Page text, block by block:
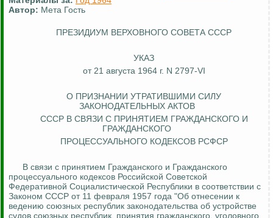
Автор: Мета Гость
ПРЕЗИДИУМ ВЕРХОВНОГО СОВЕТА СССР
УКАЗ
от 21 августа 1964 г. N 2797-VI
О ПРИЗНАНИИ УТРАТИВШИМИ СИЛУ
ЗАКОНОДАТЕЛЬНЫХ АКТОВ
СССР В СВЯЗИ С ПРИНЯТИЕМ ГРАЖДАНСКОГО И
ГРАЖДАНСКОГО
ПРОЦЕССУАЛЬНОГОКОДЕКСОВ РСФСР
В связи с принятием Гражданского и Гражданского
процессуального кодексов Российской Советской
Федеративной Социалистической Республики в соответствии с
Законом СССР от 11 февраля 1957 года "Об отнесении к
ведению союзных республик законодательства об устройстве
судов союзных республик, принятия гражданского, уголовного